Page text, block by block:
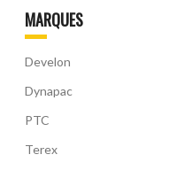
MARQUES
Develon
Dynapac
PTC
Terex